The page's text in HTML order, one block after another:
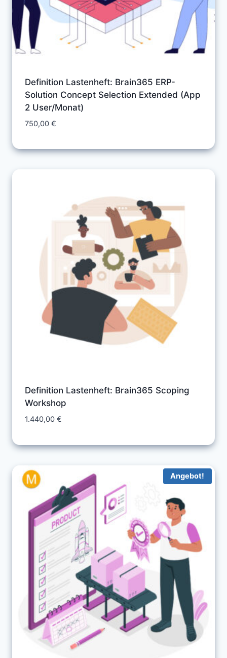
Definition Lastenheft: Brain365 ERP-
Solution Concept Selection Extended (App
2 User/Monat)
750,00 €
Definition Lastenheft: Brain365 Scoping
Workshop
1.440,00 €
Angebot!